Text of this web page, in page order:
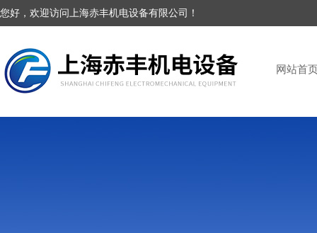
您好，欢迎访问上海赤丰机电设备有限公司！
网站首